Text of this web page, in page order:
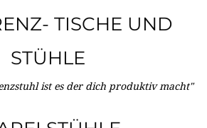
TISCHE UND
STÜHLE
ist es der dich produktiv macht"